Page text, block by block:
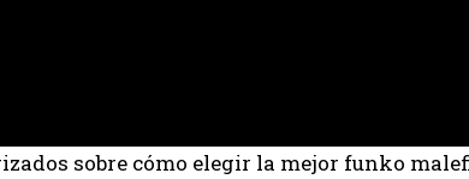
sobre cómo elegir la mejor funko